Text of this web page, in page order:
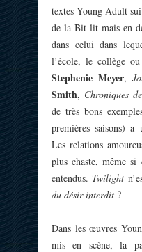
textes Young Adult
de la Bit-lit mais en
dans celui dans
l’école, le collège
Stephenie Meyer,
Smith, Chroniques
de très bons
premières saisons) a
Les relations
plus chaste, même si
entendus. Twilight
du désir interdit ?
Dans les œuvres
mis en scène, la